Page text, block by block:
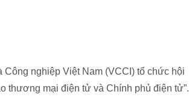
nghiệp Việt Nam (VCCI) tổ chức hội
thương mại điện tử và Chính phủ điện tử”.